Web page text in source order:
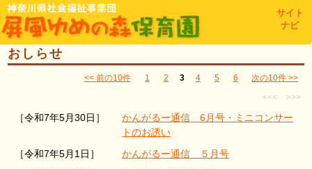
サイト
ナビ
おしらせ
<< 前の10件 1 2 3 4 5 6
次の10件 >>
<<<
>>>
［令和7年5月30日］
かんがるー通信 6月号・ミニコンサー
トのお誘い
［令和7年5月1日］
かんがるー通信 ５月号